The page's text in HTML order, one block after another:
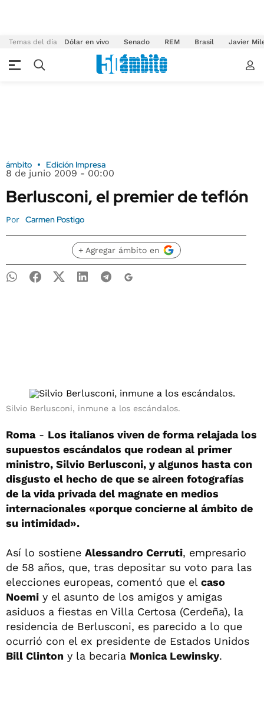
Temas del día Dólar en vivo Senado REM Brasil Javier
ámbito Edición Impresa
8 de junio 2009 - 00:00
Berlusconi, el premier de teflón
Por Carmen Postigo
+ Agregar ámbito en
Silvio Berlusconi, inmune a los escándalos.
Roma- Los italianos viven de forma relajada los
supuestos escándalos que rodean al primer
ministro, Silvio Berlusconi, y algunos hasta con
disgusto el hecho de que se aireen fotografías
de la vida privada del magnate en medios
internacionales «porque concierne al ámbito de
su intimidad».
Así lo sostiene Alessandro Cerruti, empresario
de 58 años, que, tras depositar su voto para las
elecciones europeas, comentó que el caso
Noemi y el asunto de los amigos y amigas
asiduos a fiestas en Villa Certosa (Cerdeña), la
residencia de Berlusconi, es parecido a lo que
ocurrió con el ex presidente de Estados Unidos
Bill Clinton y la becaria Monica Lewinsky.